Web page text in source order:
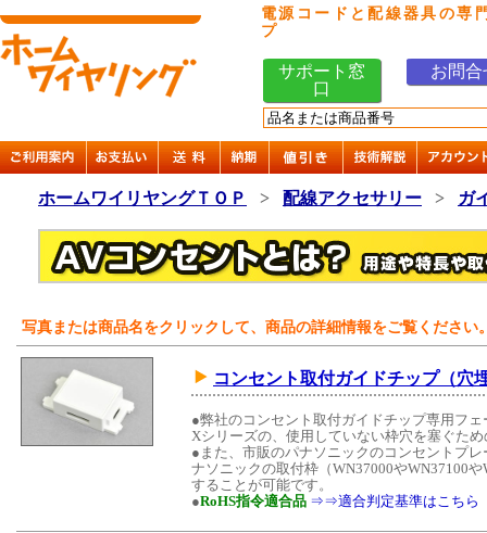
電源コードと配線器具の専
プ
サポート窓
口
お問合
ホームワイリヤングＴＯＰ > 配線アクセサリー > ガ
写真または商品名をクリックして、商品の詳細情報をご覧ください
コンセント取付ガイドチップ（穴
●弊社のコンセント取付ガイドチップ専用フ
Xシリーズの、使用していない枠穴を塞ぐた
●また、市販のパナソニックのコンセントプ
ナソニックの取付枠（WN37000やWN37100
することが可能です。
●RoHS指令適合品 ⇒⇒適合判定基準はこちら